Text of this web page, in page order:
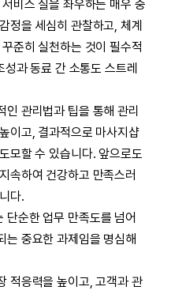
비스 질을 좌우하는 매우 중
정을 세심히 관찰하고, 체계
준히 실천하는 것이 필수적
과 동료 간 소통도 스트레
인 관리법과 팁을 통해 관리
이고, 결과적으로 마사지샵
모할 수 있습니다. 앞으로도
속하여 건강하고 만족스러
다.
단순한 업무 만족도를 넘어
는 중요한 과제임을 명심해
적응력을 높이고, 고객과 관